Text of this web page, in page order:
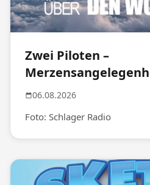
Zwei Piloten –
06.08.2026
Foto: Schlager Radio